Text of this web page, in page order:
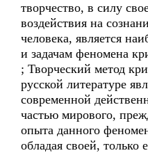
творчество, в силу
воздействия на
человека, является
и задачам феномена
; Творческий метод
русской литературе
современной
частью мирового,
опыта данного
обладая своей, только